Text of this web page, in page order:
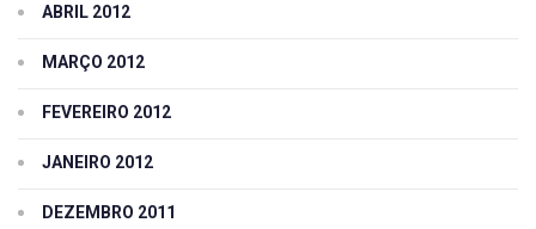
ABRIL 2012
MARÇO 2012
FEVEREIRO 2012
JANEIRO 2012
DEZEMBRO 2011